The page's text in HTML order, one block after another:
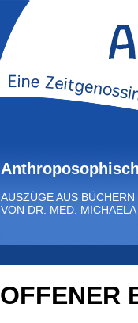
AUSZÜGE AUS
VON DR. MED.
OFFENER